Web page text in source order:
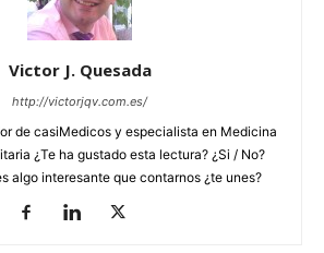
Victor J. Quesada
http://victorjqv.com.es/
de casiMedicos y especialista en Medicina
¿Te ha gustado esta lectura? ¿Si / No?
algo interesante que contarnos ¿te unes?